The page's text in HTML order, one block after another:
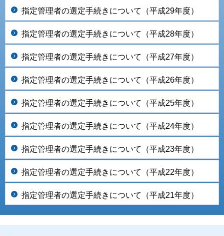
指定管理者の選定手続きについて（平成29年度）
指定管理者の選定手続きについて（平成28年度）
指定管理者の選定手続きについて（平成27年度）
指定管理者の選定手続きについて（平成26年度）
指定管理者の選定手続きについて（平成25年度）
指定管理者の選定手続きについて（平成24年度）
指定管理者の選定手続きについて（平成23年度）
指定管理者の選定手続きについて（平成22年度）
指定管理者の選定手続きについて（平成21年度）